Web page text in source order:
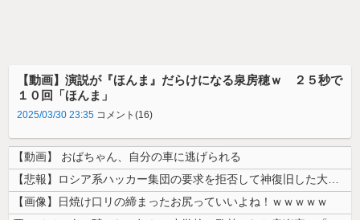
【動画】演説が『ほんま』だらけになる泉房穂ｗ ２５秒で
１０回「ほんま」
2025/03/30 23:35 コメント(16)
【動画】 おばちゃん、自分の車に逃げられる
【悲報】ロシア系ハッカー集団の要求を拒否して神復旧した大手冷凍ニチレイ...
【画像】日焼け口リの締まったお尻っていいよね！ｗｗｗｗｗ